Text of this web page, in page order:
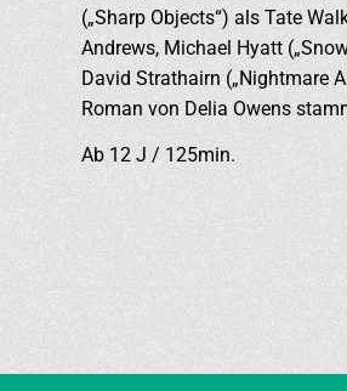
(„Sharp Objects“) als Tate
Andrews, Michael Hyatt
David Strathairn („Nightmare
Roman von Delia Owens
Ab 12 J / 125min.